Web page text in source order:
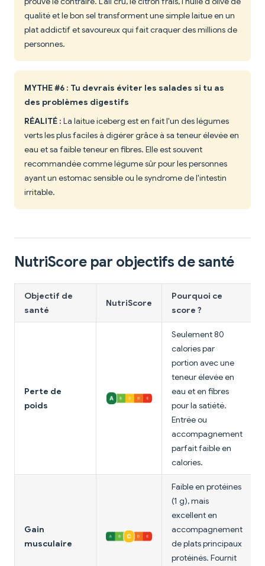
qualité et le bon sel transforment une simple laitue en un
plat addictif et savoureux qui fait craquer des millions de
personnes.
MYTHE #6 : Tu devrais éviter les salades si tu as
des problèmes digestifs
RÉALITÉ : La laitue iceberg est en fait l'un des légumes
verts les plus faciles à digérer grâce à sa teneur élevée en
eau et sa faible teneur en fibres. Elle est souvent
recommandée comme légume sûr pour les personnes
ayant un estomac sensible ou le syndrome de l'intestin
irritable.
NutriScore par objectifs de santé
Objectif de
santé
NutriScore
Pourquoi ce
score ?
Perte de
poids
Seulement 80
calories par
portion avec une
teneur élevée en
eau et en fibres
pour la satiété.
Entrée ou
accompagnement
parfait faible en
calories.
Gain
musculaire
Faible en protéines
(1 g), mais
excellent en
accompagnement
de plats principaux
protéinés. Fournit